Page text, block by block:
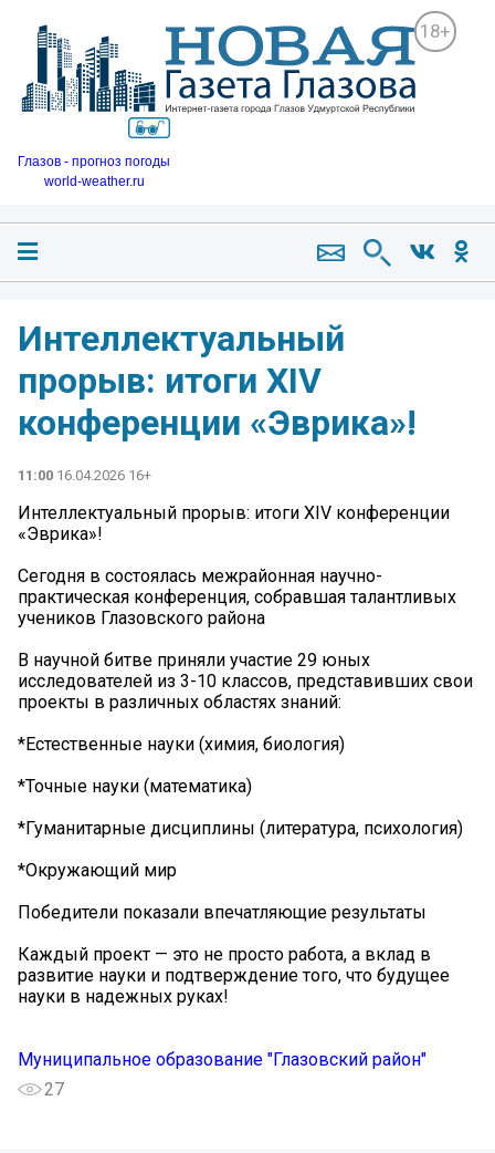
18+
Глазов - прогноз погоды
world-weather.ru
Интеллектуальный
прорыв: итоги XIV
конференции «Эврика»!
11:00 16.04.2026 16+
Интеллектуальный прорыв: итоги XIV конференции
«Эврика»!
Сегодня в состоялась межрайонная научно-
практическая конференция, собравшая талантливых
учеников Глазовского района
В научной битве приняли участие 29 юных
исследователей из 3-10 классов, представивших свои
проекты в различных областях знаний:
*Естественные науки (химия, биология)
*Точные науки (математика)
*Гуманитарные дисциплины (литература, психология)
*Окружающий мир
Победители показали впечатляющие результаты
Каждый проект — это не просто работа, а вклад в
развитие науки и подтверждение того, что будущее
науки в надежных руках!
Муниципальное образование "Глазовский район"
27